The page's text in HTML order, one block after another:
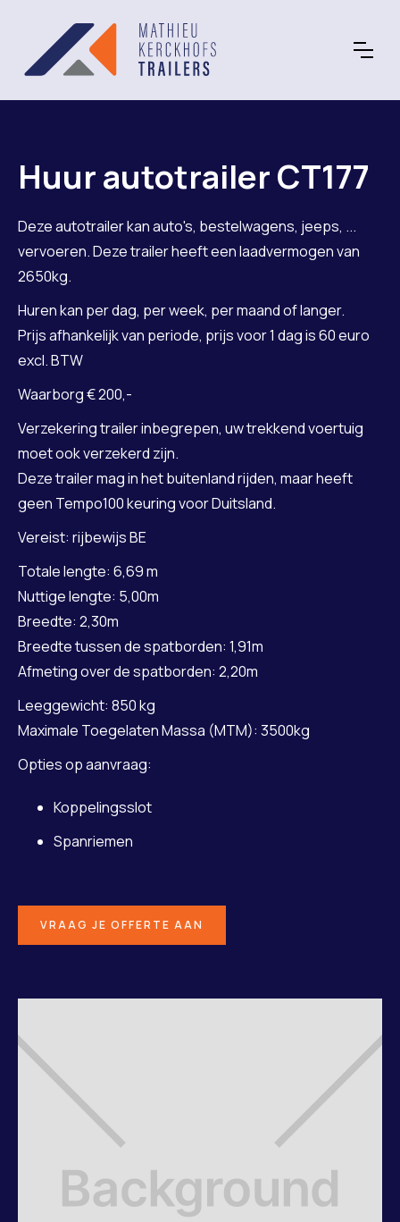
Huur autotrailer CT177
Deze autotrailer kan auto's, bestelwagens, jeeps, ...
vervoeren. Deze trailer heeft een laadvermogen van
2650kg.
Huren kan per dag, per week, per maand of langer.
Prijs afhankelijk van periode, prijs voor 1 dag is 60 euro
excl. BTW
Waarborg € 200,-
Verzekering trailer inbegrepen, uw trekkend voertuig
moet ook verzekerd zijn.
Deze trailer mag in het buitenland rijden, maar heeft
geen Tempo100 keuring voor Duitsland.
Vereist: rijbewijs BE
Totale lengte: 6,69 m
Nuttige lengte: 5,00m
Breedte: 2,30m
Breedte tussen de spatborden: 1,91m
Afmeting over de spatborden: 2,20m
Leeggewicht: 850 kg
Maximale Toegelaten Massa (MTM): 3500kg
Opties op aanvraag:
Koppelingsslot
Spanriemen
VRAAG JE OFFERTE AAN